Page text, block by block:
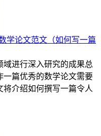
学论文范文（如何写一篇
进行深入研究的成果总
一篇优秀的数学论文需要
介绍如何撰写一篇令人